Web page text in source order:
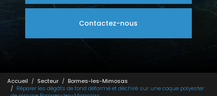
Contactez-nous
Accueil Secteur
Bormes-les-Mimosas
Réparer les dégâts de fond déformé et déchiré sur une coque polyester